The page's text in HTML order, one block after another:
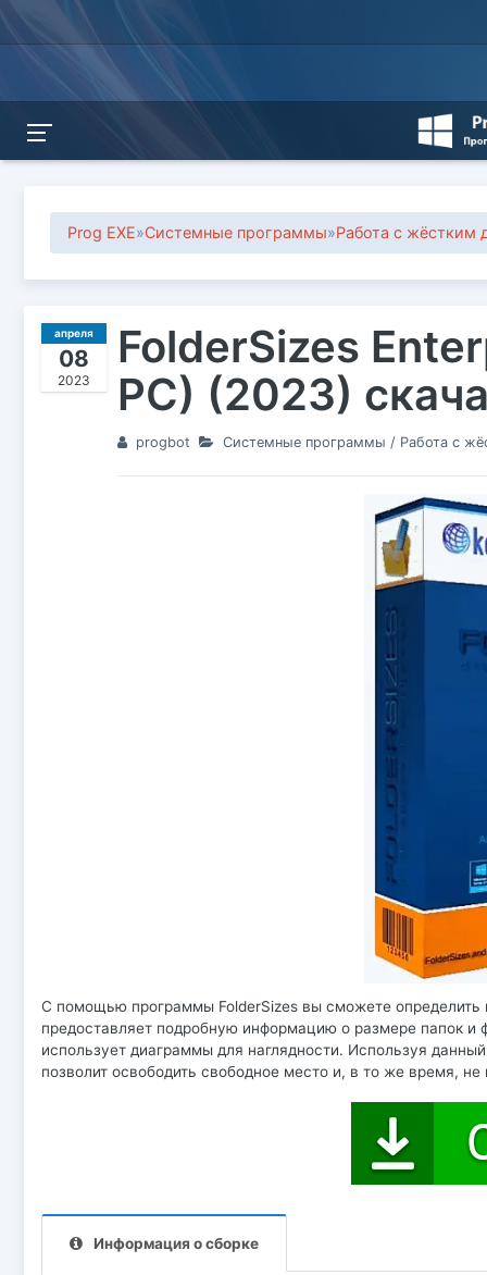
Prog EXE»Системные программы»Работа с жёстким
апреля
08
2023
FolderSizes
PC) (2023)
progbot Системные программы / Работа с
С помощью программы FolderSizes вы сможете определить
предоставляет подробную информацию о размере папок и
использует диаграммы для наглядности. Используя
позволит освободить свободное место и, в то же время,
Информация о сборке